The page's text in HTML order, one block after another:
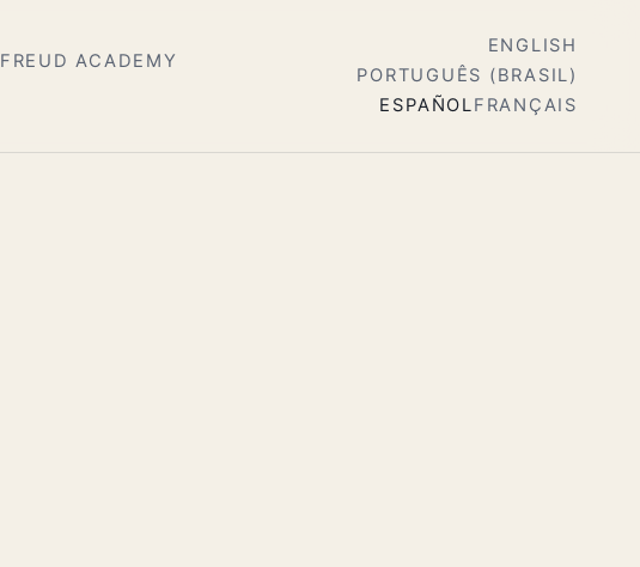
FREUD ACADEMY
ENGLISH
PORTUGUÊS (BRASIL)
ESPAÑOLFRANÇAIS